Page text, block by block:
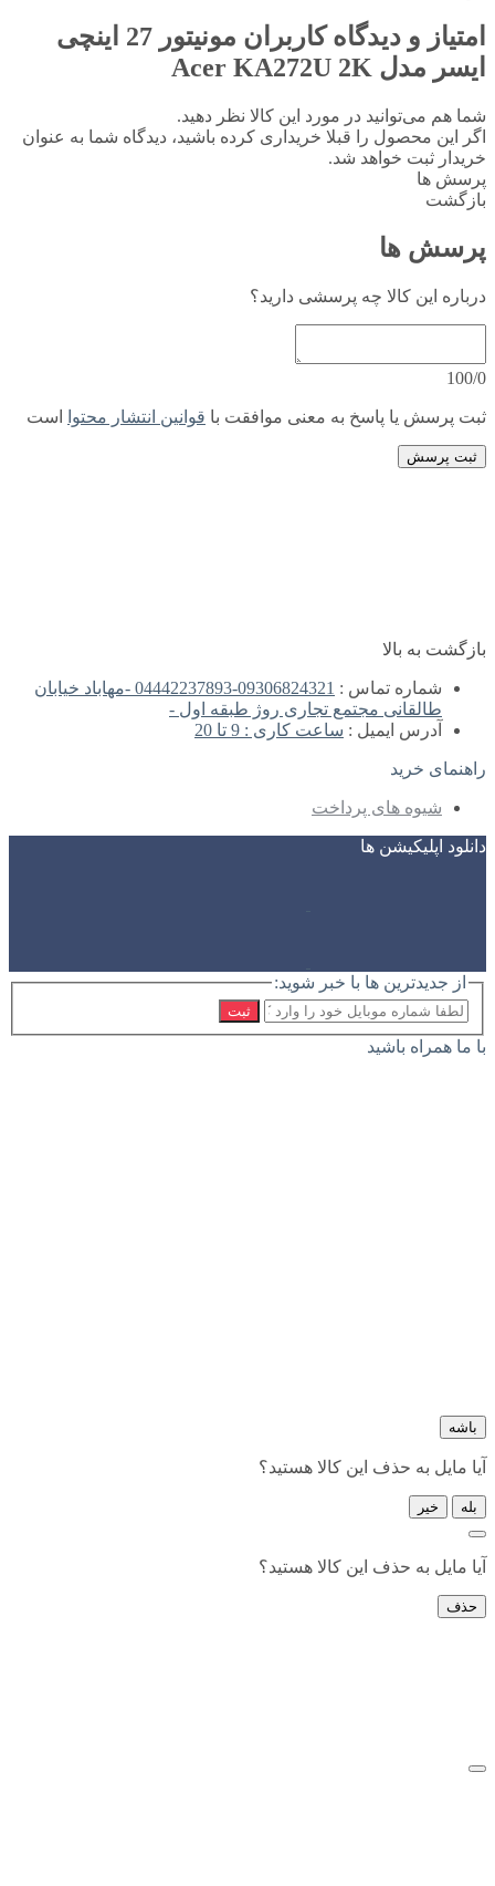
امتیاز و دیدگاه کاربران
مونیتور 27 اینچی
ایسر مدل Acer KA272U 2K
شما هم می‌توانید در مورد این کالا نظر دهید.
اگر این محصول را قبلا خریداری کرده باشید، دیدگاه شما به عنوان
خریدار ثبت خواهد شد.
پرسش ها
بازگشت
پرسش ها
درباره این کالا چه پرسشی دارید؟
100/0
ثبت پرسش یا پاسخ به معنی موافقت با قوانین انتشار محتوا است
ثبت پرسش
بازگشت به بالا
شماره تماس :
09306824321-04442237893 -مهاباد خیابان
طالقانی مجتمع تجاری روژ طبقه اول -
آدرس ایمیل : ساعت کاری : 9 تا 20
راهنمای خرید
شیوه های پرداخت
دانلود اپلیکیشن ها
از جدیدترین ها با خبر شوید:
ثبت
با ما همراه باشید
باشه
آیا مایل به حذف این کالا هستید؟
بله خیر
آیا مایل به حذف این کالا هستید؟
حذف